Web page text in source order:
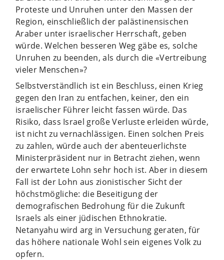
Proteste und Unruhen unter den Massen der
Region, einschließlich der palästinensischen
Araber unter israelischer Herrschaft, geben
würde. Welchen besseren Weg gäbe es, solche
Unruhen zu beenden, als durch die «Vertreibung
vieler Menschen»?
Selbstverständlich ist ein Beschluss, einen Krieg
gegen den Iran zu entfachen, keiner, den ein
israelischer Führer leicht fassen würde. Das
Risiko, dass Israel große Verluste erleiden würde,
ist nicht zu vernachlässigen. Einen solchen Preis
zu zahlen, würde auch der abenteuerlichste
Ministerpräsident nur in Betracht ziehen, wenn
der erwartete Lohn sehr hoch ist. Aber in diesem
Fall ist der Lohn aus zionistischer Sicht der
höchstmögliche: die Beseitigung der
demografischen Bedrohung für die Zukunft
Israels als einer jüdischen Ethnokratie.
Netanyahu wird arg in Versuchung geraten, für
das höhere nationale Wohl sein eigenes Volk zu
opfern.